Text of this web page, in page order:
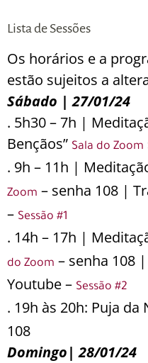
Lista de Sessões
Os horários e a
estão sujeitos a
Sábado | 27/01/24
. 5h30 – 7h |
Bençãos” Sala do Zoom
. 9h – 11h |
Zoom – senha 108 |
– Sessão #1
. 14h – 17h |
do Zoom – senha 108
Youtube – Sessão #2
. 19h às 20h: Puja da
108
Domingo| 28/01/24